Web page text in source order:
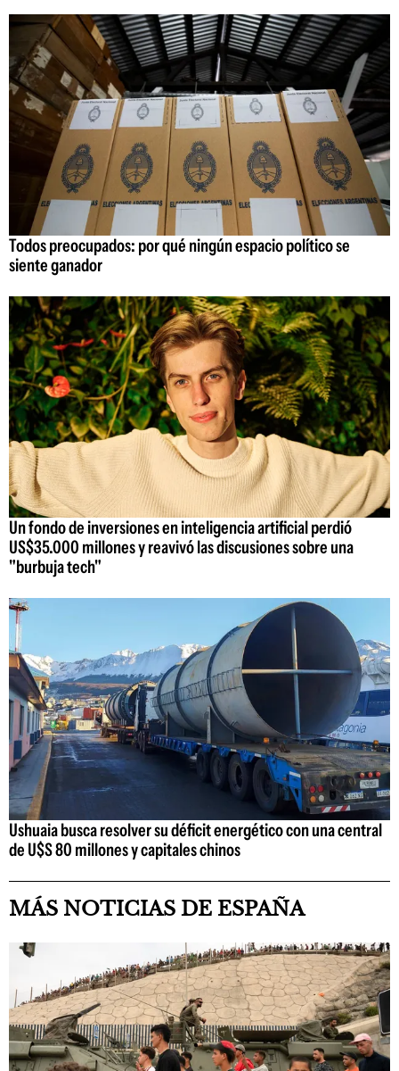
Todos preocupados: por qué ningún espacio político se
siente ganador
Un fondo de inversiones en inteligencia artificial perdió
US$35.000 millones y reavivó las discusiones sobre una
"burbuja tech"
Ushuaia busca resolver su déficit energético con una central
de U$S 80 millones y capitales chinos
MÁS NOTICIAS DE ESPAÑA